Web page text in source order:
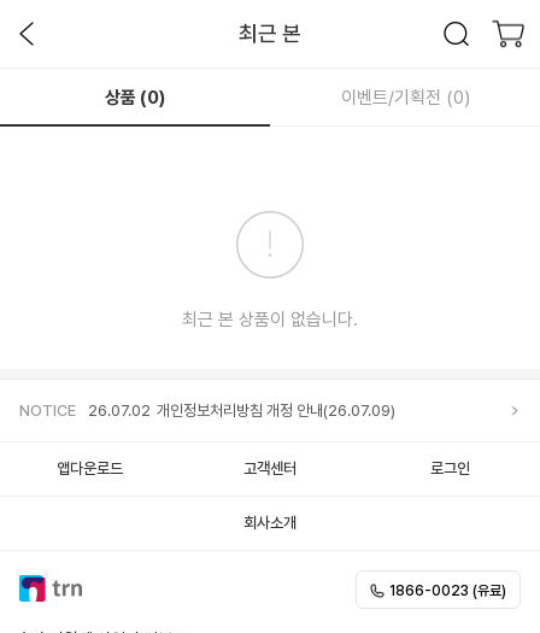
최근 본
상품 (0) 이벤트/기획전 (0)
최근 본 상품이 없습니다.
NOTICE 26.07.02 개인정보처리방침 개정 안내(26.07.09)
앱다운로드 고객센터 로그인
회사소개
1866-0023 (유료)